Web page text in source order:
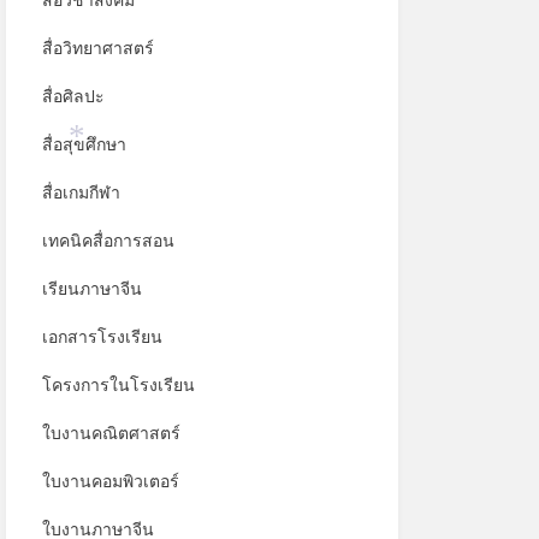
สื่อวิทยาศาสตร์
สื่อศิลปะ
สื่อสุขศึกษา
สื่อเกมกีฬา
เทคนิคสื่อการสอน
เรียนภาษาจีน
เอกสารโรงเรียน
โครงการในโรงเรียน
ใบงานคณิตศาสตร์
ใบงานคอมพิวเตอร์
ใบงานภาษาจีน